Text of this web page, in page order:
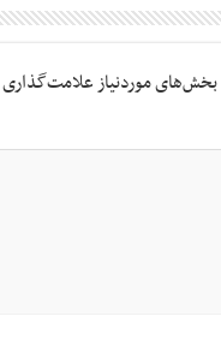
بخش‌های موردنیاز